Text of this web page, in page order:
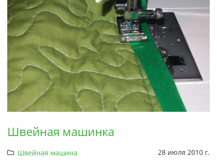
Швейная машинка
Швейная машина 28 июля 2010 г.